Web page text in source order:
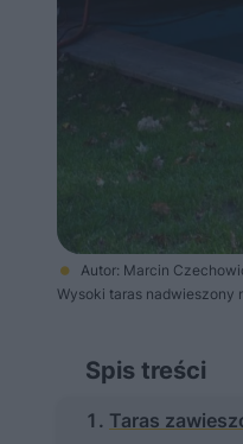
Autor: Marcin
Wysoki taras nadwieszony
Spis treści
Taras